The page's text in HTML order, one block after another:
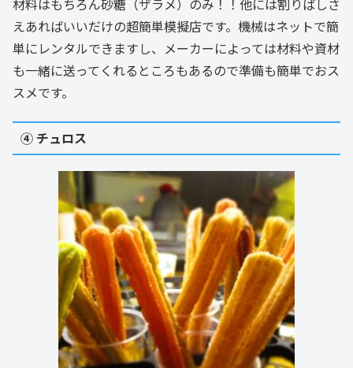
材料はもちろん砂糖（ザラメ）のみ！！他には割りばしさ
えあればいいだけの超簡単模擬店です。機械はネットで簡
単にレンタルできますし、メーカーによっては材料や資材
も一緒に送ってくれるところもあるので準備も簡単でおス
スメです。
④ チュロス